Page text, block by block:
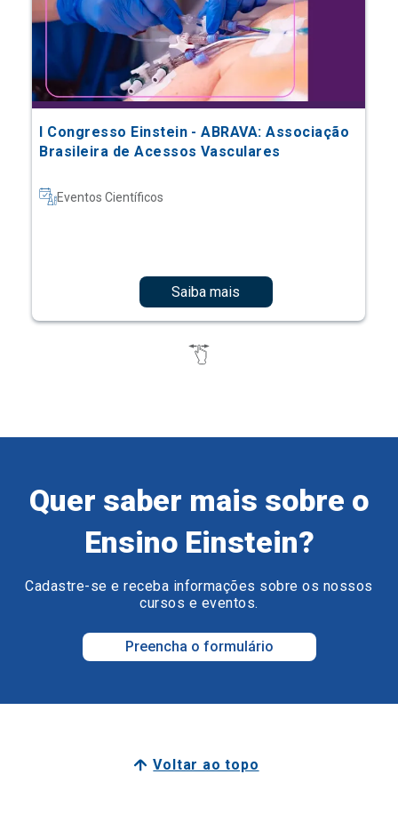
I Congresso Einstein - ABRAVA: Associação
Brasileira de Acessos Vasculares
Eventos Científicos
Saiba mais
Quer saber mais sobre o
Ensino Einstein?
Cadastre-se e receba informações sobre os nossos
cursos e eventos.
Preencha o formulário
Voltar ao topo